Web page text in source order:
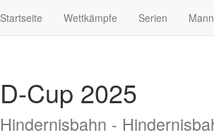
Startseite Wettkämpfe Serien
D-Cup 2025
Hindernisbahn -